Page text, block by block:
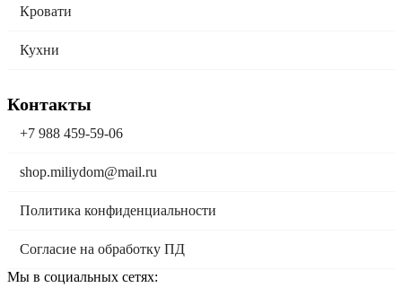
Кровати
Кухни
Контакты
+7 988 459-59-06
shop.miliydom@mail.ru
Политика конфиденциальности
Согласие на обработку ПД
Мы в социальных сетях: